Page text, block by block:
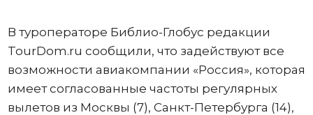
В туроператоре Библио-Глобус редакции
TourDom.ru сообщили, что задействуют все
возможности авиакомпании «Россия», которая
имеет согласованные частоты регулярных
вылетов из Москвы (7), Санкт-Петербурга (14),